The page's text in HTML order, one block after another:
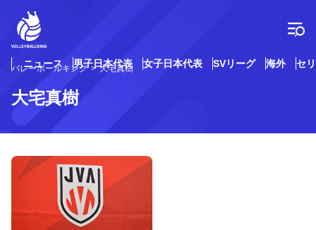
テ
ツ
プ
ニュース 男子日本代表 女子日本代表 SVリーグ 海外 セ
バレーボールキング 大宅真樹
大宅真樹